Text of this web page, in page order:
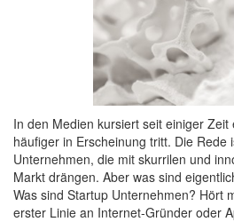
In den Medien kursiert seit einiger
häufiger in Erscheinung tritt. Die Rede
Unternehmen, die mit skurrilen und
Markt drängen. Aber was sind
Was sind Startup Unternehmen? Hört
erster Linie an Internet-Gründer oder